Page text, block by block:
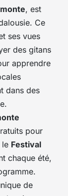
, est
Ce
ses vues
des gitans
apprendre
dans des
pour
le Festival
chaque été,
de